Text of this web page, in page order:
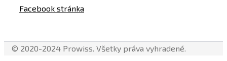
Facebook stránka
© 2020-2024 Prowiss. Všetky práva vyhradené.